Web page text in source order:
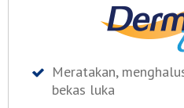
Meratakan,
bekas luka